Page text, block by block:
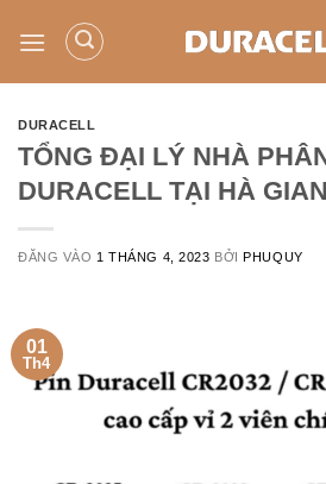
qua
DURACELL
TỔNG ĐẠI LÝ NHÀ
DURACELL TẠI HÀ
ĐĂNG VÀO 1 THÁNG 4, 2023 BỞIPHUQUY
01
Th4